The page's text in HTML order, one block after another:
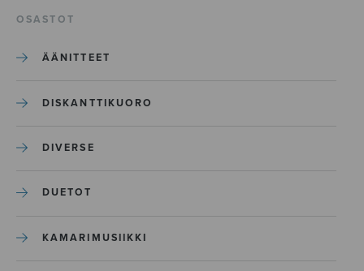
OSASTOT
ÄÄNITTEET
DISKANTTIKUORO
DIVERSE
DUETOT
KAMARIMUSIIKKI